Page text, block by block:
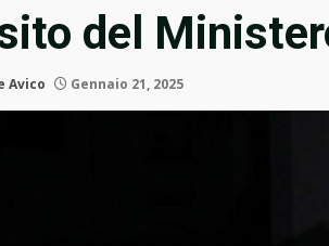
del
Avico Gennaio 21, 2025